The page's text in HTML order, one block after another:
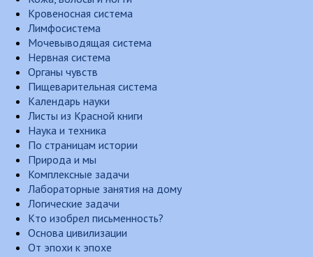
Кровеносная система
Лимфосистема
Мочевыводящая система
Нервная система
Органы чувств
Пищеварительная система
Календарь науки
Листы из Красной книги
Наука и техника
По страницам истории
Природа и мы
Комплексные задачи
Лабораторные занятия на дому
Логические задачи
Кто изобрел письменность?
Основа цивилизации
От эпохи к эпохе